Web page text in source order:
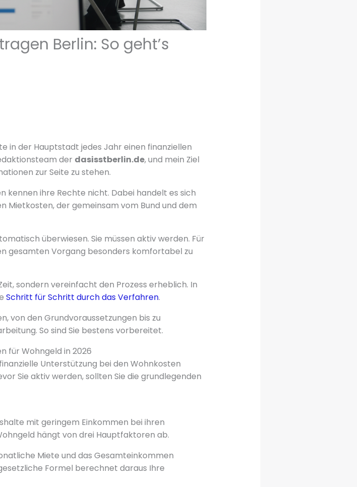
Berlin: So geht’s
in der Hauptstadt jedes Jahr einen finanziellen
der dasisstberlin.de, und mein Ziel
zur Seite zu stehen.
kennen ihre Rechte nicht. Dabei handelt es sich
Mietkosten, der gemeinsam vom Bund und dem
überwiesen. Sie müssen aktiv werden. Für
gesamten Vorgang besonders komfortabel zu
sondern vereinfacht den Prozess erheblich. In
Schritt für Schritt durch das Verfahren.
von den Grundvoraussetzungen bis zu
So sind Sie bestens vorbereitet.
für Wohngeld in 2026
Unterstützung bei den Wohnkosten
Sie aktiv werden, sollten Sie die grundlegenden
mit geringem Einkommen bei ihren
hängt von drei Hauptfaktoren ab.
Miete und das Gesamteinkommen
Formel berechnet daraus Ihre